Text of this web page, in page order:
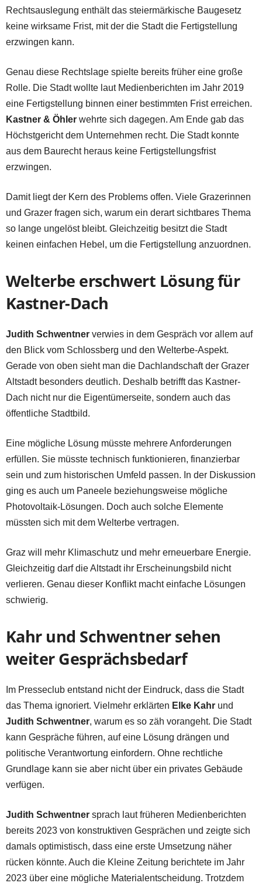
Rechtsauslegung enthält das steiermärkische Baugesetz
keine wirksame Frist, mit der die Stadt die Fertigstellung
erzwingen kann.
Genau diese Rechtslage spielte bereits früher eine große
Rolle. Die Stadt wollte laut Medienberichten im Jahr 2019
eine Fertigstellung binnen einer bestimmten Frist erreichen.
Kastner & Öhler wehrte sich dagegen. Am Ende gab das
Höchstgericht dem Unternehmen recht. Die Stadt konnte
aus dem Baurecht heraus keine Fertigstellungsfrist
erzwingen.
Damit liegt der Kern des Problems offen. Viele Grazerinnen
und Grazer fragen sich, warum ein derart sichtbares Thema
so lange ungelöst bleibt. Gleichzeitig besitzt die Stadt
keinen einfachen Hebel, um die Fertigstellung anzuordnen.
Welterbe erschwert Lösung für
Kastner-Dach
Judith Schwentner verwies in dem Gespräch vor allem auf
den Blick vom Schlossberg und den Welterbe-Aspekt.
Gerade von oben sieht man die Dachlandschaft der Grazer
Altstadt besonders deutlich. Deshalb betrifft das Kastner-
Dach nicht nur die Eigentümerseite, sondern auch das
öffentliche Stadtbild.
Eine mögliche Lösung müsste mehrere Anforderungen
erfüllen. Sie müsste technisch funktionieren, finanzierbar
sein und zum historischen Umfeld passen. In der Diskussion
ging es auch um Paneele beziehungsweise mögliche
Photovoltaik-Lösungen. Doch auch solche Elemente
müssten sich mit dem Welterbe vertragen.
Graz will mehr Klimaschutz und mehr erneuerbare Energie.
Gleichzeitig darf die Altstadt ihr Erscheinungsbild nicht
verlieren. Genau dieser Konflikt macht einfache Lösungen
schwierig.
Kahr und Schwentner sehen
weiter Gesprächsbedarf
Im Presseclub entstand nicht der Eindruck, dass die Stadt
das Thema ignoriert. Vielmehr erklärten Elke Kahr und
Judith Schwentner, warum es so zäh vorangeht. Die Stadt
kann Gespräche führen, auf eine Lösung drängen und
politische Verantwortung einfordern. Ohne rechtliche
Grundlage kann sie aber nicht über ein privates Gebäude
verfügen.
Judith Schwentner sprach laut früheren Medienberichten
bereits 2023 von konstruktiven Gesprächen und zeigte sich
damals optimistisch, dass eine erste Umsetzung näher
rücken könnte. Auch die Kleine Zeitung berichtete im Jahr
2023 über eine mögliche Materialentscheidung. Trotzdem